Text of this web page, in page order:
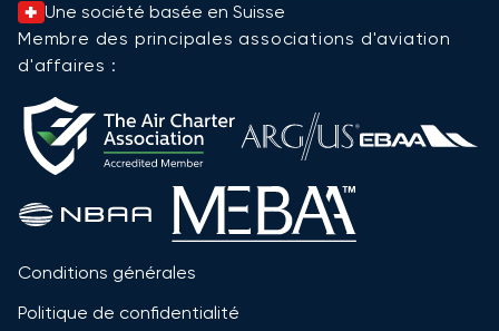
Une société basée en Suisse
Membre des principales associations d'aviation
d'affaires :
Conditions générales
Politique de confidentialité